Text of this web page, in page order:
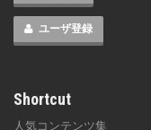
ユーザ登録
Shortcut
人気コンテンツ集